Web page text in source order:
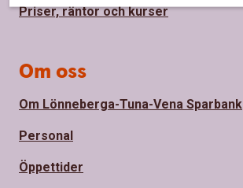
Priser, räntor och kurser
Om oss
Om Lönneberga-Tuna-Vena Sparbank
Personal
Öppettider